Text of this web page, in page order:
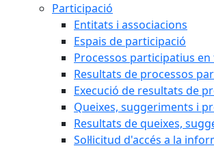
Participació
Entitats i associacions
Espais de participació
Processos participatius
Resultats de processos
Execució de resultats de
Queixes, suggeriments i
Resultats de queixes,
Sol·licitud d'accés a la